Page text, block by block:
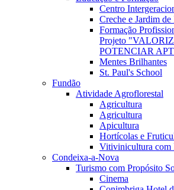
Centro
Creche e Jardim de
Formação
Projeto
POTENCIAR
Mentes Brilhantes
St. Paul's School
Fundão
Atividade Agroflorestal
Agricultura
Agricultura
Apicultura
Hortícolas e
Vitivinicultura com
Condeixa-a-Nova
Turismo com Propósito
Cinema